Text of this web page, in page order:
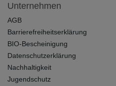
Unternehmen
AGB
Barrierefreiheitserklärung
BIO-Bescheinigung
Datenschutzerklärung
Nachhaltigkeit
Jugendschutz